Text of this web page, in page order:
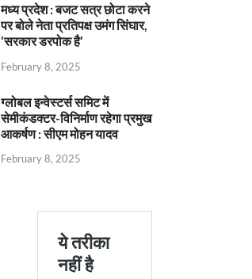
मध्य प्रदेश : बजट सत्र छोटा करने
पर बोले नेता प्रतिपक्ष उमंग सिंघार,
‘सरकार डरपोक है’
February 8, 2025
ग्लोबल इन्वेस्टर्स समिट में
सेमीकंडक्टर-विनिर्माण रहेगा प्रमुख
आकर्षण : सीएम मोहन यादव
February 8, 2025